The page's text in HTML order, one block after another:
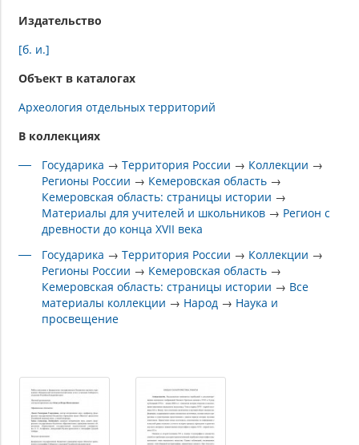
Издательство
[б. и.]
Объект в каталогах
Археология отдельных территорий
В коллекциях
Государика →Территория России → Коллекции →
Регионы России → Кемеровская область →
Кемеровская область: страницы истории →
Материалы для учителей и школьников → Регион с
древности до конца XVII века
Государика →Территория России → Коллекции →
Регионы России → Кемеровская область →
Кемеровская область: страницы истории → Все
материалы коллекции → Народ → Наука и
просвещение